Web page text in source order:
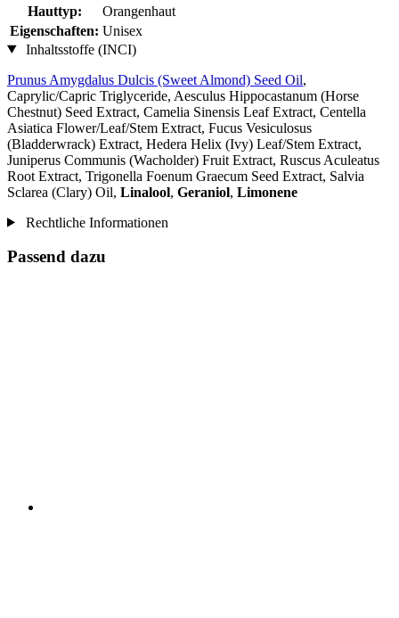
Hauttyp:
Orangenhaut
Eigenschaften: Unisex
Inhaltsstoffe (INCI)
Prunus Amygdalus Dulcis (Sweet Almond) Seed Oil,
Caprylic/Capric Triglyceride, Aesculus Hippocastanum (Horse
Chestnut) Seed Extract, Camelia Sinensis Leaf Extract, Centella
Asiatica Flower/Leaf/Stem Extract, Fucus Vesiculosus
(Bladderwrack) Extract, Hedera Helix (Ivy) Leaf/Stem Extract,
Juniperus Communis (Wacholder) Fruit Extract, Ruscus Aculeatus
Root Extract, Trigonella Foenum Graecum Seed Extract, Salvia
Sclarea (Clary) Oil, Linalool, Geraniol, Limonene
Rechtliche Informationen
Passend dazu